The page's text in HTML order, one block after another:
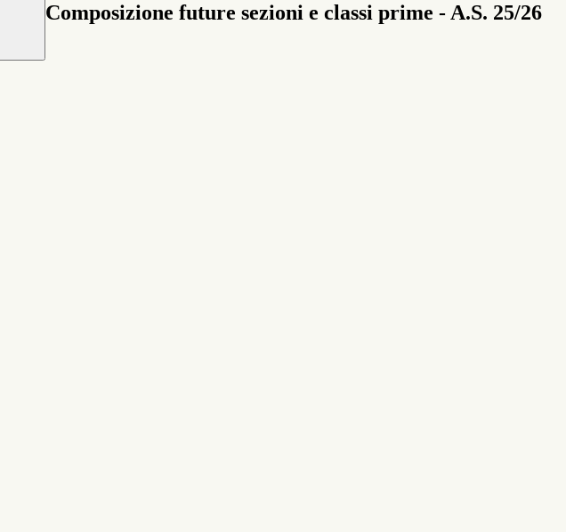
Composizione future sezioni e classi prime - A.S. 25/26